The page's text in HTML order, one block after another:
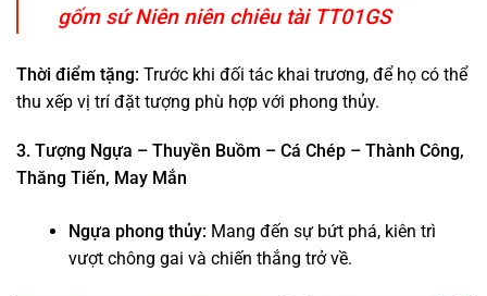
gốm sứ Niên niên chiêu tài TT01GS
Thời điểm tặng: Trước khi đối tác khai trương, để họ có thể
thu xếp vị trí đặt tượng phù hợp với phong thủy.
3. Tượng Ngựa – Thuyền Buồm – Cá Chép – Thành Công,
Thăng Tiến, May Mắn
Ngựa phong thủy: Mang đến sự bứt phá, kiên trì
vượt chông gai và chiến thắng trở về.